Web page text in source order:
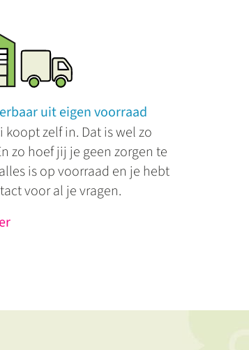
uit eigen voorraad
koopt zelf in. Dat is wel zo
zo hoef jij je geen zorgen te
is op voorraad en je hebt
voor al je vragen.